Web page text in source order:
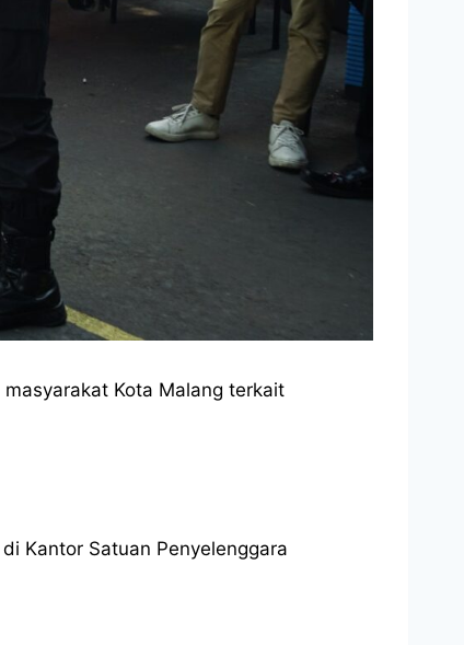
Kota Malang terkait
Kantor Satuan Penyelenggara